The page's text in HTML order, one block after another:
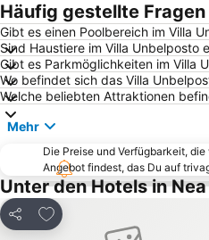
Häufig gestellte
Gibt es einen Poolbereich im Villa
Sind Haustiere im Villa Unbelposto
Gibt es Parkmöglichkeiten im Villa
Wo befindet sich das Villa
Welche beliebten Attraktionen
Mehr
Die Preise und Verfügbarkeit,
Angebot findest, das Du auf
Unter den Hotels in
Teilen
Zu Favoriten hinzufügen